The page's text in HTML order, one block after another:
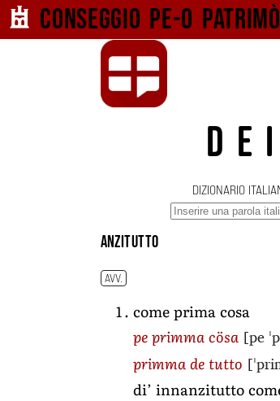
Conseggio pe-o
DIZIONARIO
anzitutto
AVV.
come prima cosa
pe primma cösa [pe
primma de tutto
di’ innanzitutto